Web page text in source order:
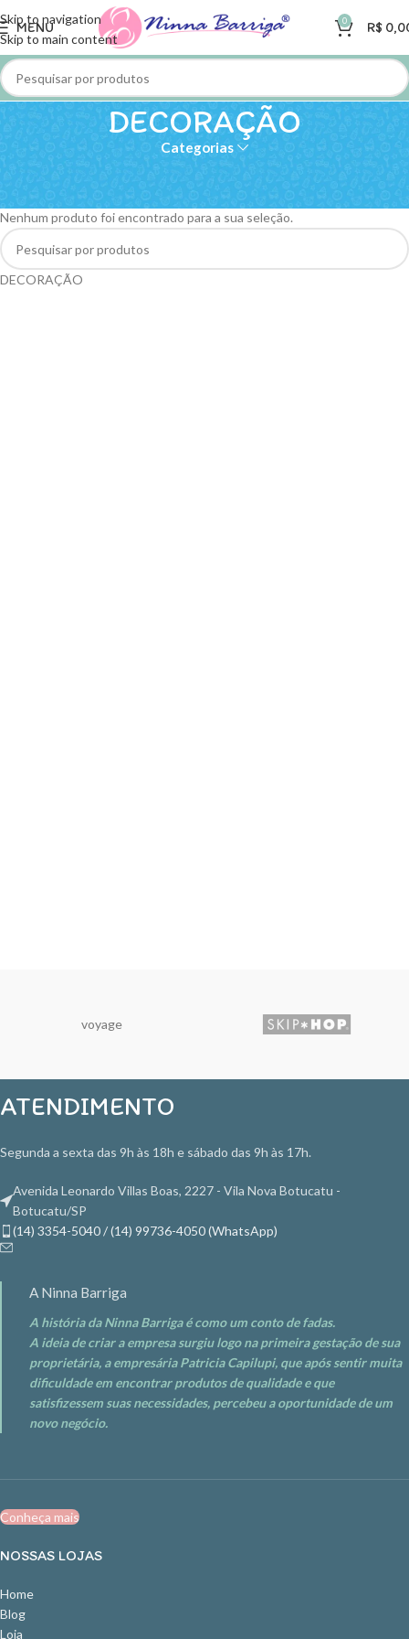
Skip to navigation
Skip to main content
MENU 0 R$
DECORAÇÃO
Categorias
Início » ENXOVAL » DECORAÇÃO
Nenhum produto foi encontrado para a sua seleção.
DECORAÇÃO
voyage
ATENDIMENTO
Segunda a sexta das 9h às 18h e sábado das 9h às 17h.
Avenida Leonardo Villas Boas, 2227 - Vila Nova Botucatu -
Botucatu/SP
(14) 3354-5040 / (14) 99736-4050 (WhatsApp)
A Ninna Barriga
A história da Ninna Barriga é como um conto de fadas.
A ideia de criar a empresa surgiu logo na primeira gestação de sua
proprietária, a empresária Patricia Capilupi, que após sentir muita
dificuldade em encontrar produtos de qualidade e que
satisfizessem suas necessidades, percebeu a oportunidade de um
novo negócio.
Conheça mais
NOSSAS LOJAS
Home
Blog
Loja